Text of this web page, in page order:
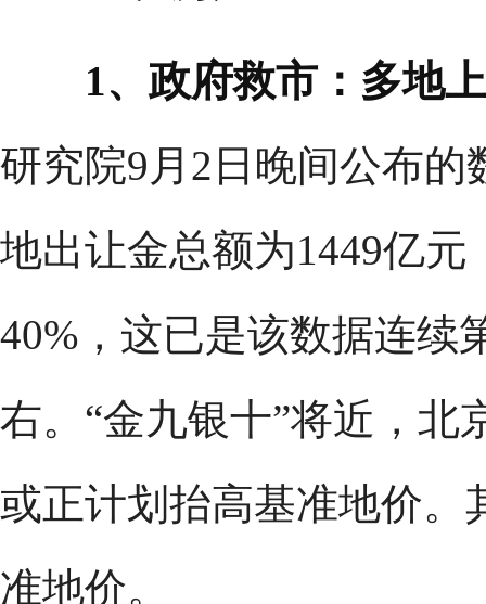
1、政府救市：多地
研究院9月2日晚间公布的
地出让金总额为1449亿
40%，这已是该数据连续
右。“金九银十”将近，北
或正计划抬高基准地价。
准地价。